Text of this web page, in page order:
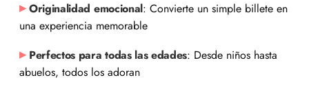
Originalidad emocional: Convierte un simple billete en
una experiencia memorable
Perfectos para todas las edades: Desde niños hasta
abuelos, todos los adoran